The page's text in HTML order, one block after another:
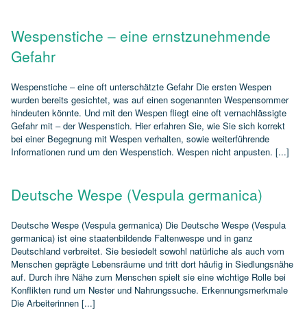
Wespenstiche – eine ernstzunehmende
Gefahr
Wespenstiche – eine oft unterschätzte Gefahr Die ersten Wespen
wurden bereits gesichtet, was auf einen sogenannten Wespensommer
hindeuten könnte. Und mit den Wespen fliegt eine oft vernachlässigte
Gefahr mit – der Wespenstich. Hier erfahren Sie, wie Sie sich korrekt
bei einer Begegnung mit Wespen verhalten, sowie weiterführende
Informationen rund um den Wespenstich. Wespen nicht anpusten. [...]
Deutsche Wespe (Vespula germanica)
Deutsche Wespe (Vespula germanica) Die Deutsche Wespe (Vespula
germanica) ist eine staatenbildende Faltenwespe und in ganz
Deutschland verbreitet. Sie besiedelt sowohl natürliche als auch vom
Menschen geprägte Lebensräume und tritt dort häufig in Siedlungsnähe
auf. Durch ihre Nähe zum Menschen spielt sie eine wichtige Rolle bei
Konflikten rund um Nester und Nahrungssuche. Erkennungsmerkmale
Die Arbeiterinnen [...]